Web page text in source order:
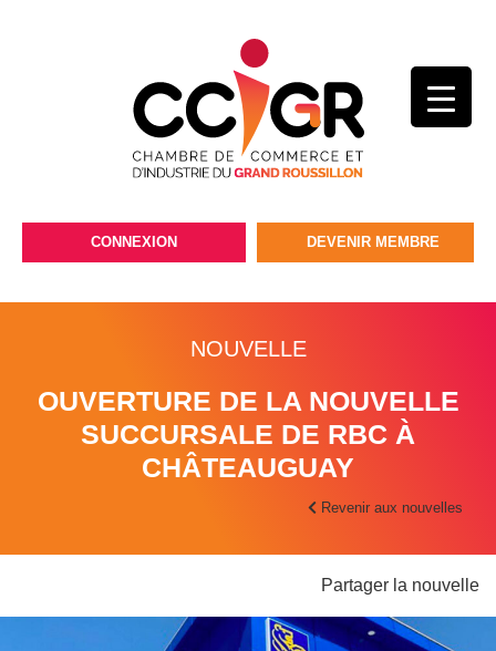
CONNEXION DEVENIR MEMBRE
NOUVELLE
OUVERTURE DE LA NOUVELLE
SUCCURSALE DE RBC À
CHÂTEAUGUAY
Revenir aux nouvelles
Partager la nouvelle